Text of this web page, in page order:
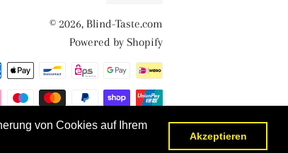
von Cookies auf Ihrem
Akzeptieren
© 2026, Blind-Taste.com
Powered by Shopify